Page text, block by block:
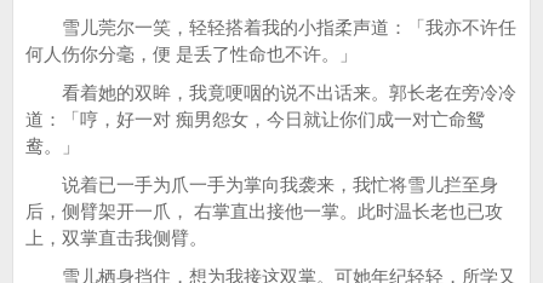
雪儿莞尔一笑，轻轻搭着我的小指柔声道：「我亦不许任
何人伤你分毫，便 是丢了性命也不许。」
看着她的双眸，我竟哽咽的说不出话来。郭长老在旁冷冷
道：「哼，好一对 痴男怨女，今日就让你们成一对亡命鸳
鸯。」
说着已一手为爪一手为掌向我袭来，我忙将雪儿拦至身
后，侧臂架开一爪， 右掌直出接他一掌。此时温长老也已攻
上，双掌直击我侧臂。
雪儿栖身挡住，想为我接这双掌。可她年纪轻轻，所学又